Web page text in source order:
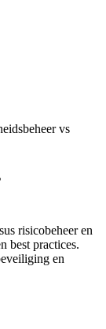
vs
risicobeheer en
best practices.
en